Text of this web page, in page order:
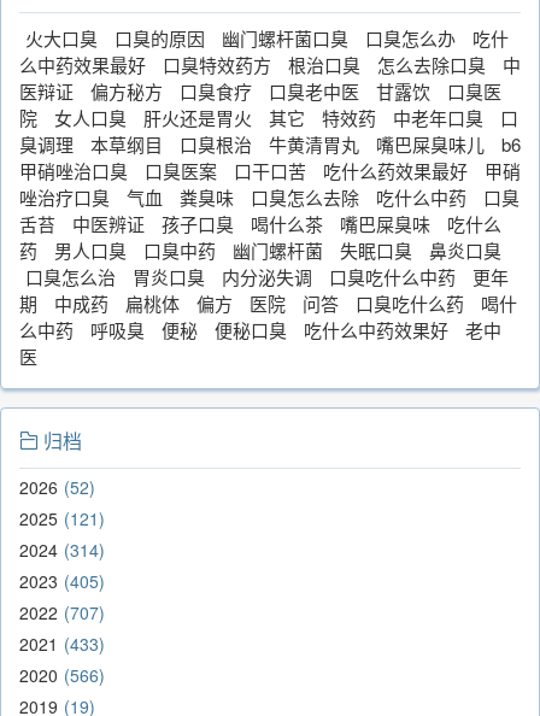
火大口臭 口臭的原因 幽门螺杆菌口臭 口臭怎么办
吃什
么中药效果最好
口臭特效药方 根治口臭 怎么去除口臭
中
医辩证
偏方秘方 口臭食疗 口臭老中医 甘露饮
口臭医
院
女人口臭 肝火还是胃火 其它 特效药 中老年口臭
口
臭调理
本草纲目 口臭根治 牛黄清胃丸 嘴巴屎臭味儿
b6
甲硝唑治口臭
口臭医案 口干口苦 吃什么药效果最好
甲硝
唑治疗口臭
气血 粪臭味 口臭怎么去除 吃什么中药
口臭
舌苔
中医辨证 孩子口臭 喝什么茶 嘴巴屎臭味
吃什么
药
男人口臭 口臭中药 幽门螺杆菌 失眠口臭
鼻炎口臭
口臭怎么治
胃炎口臭 内分泌失调 口臭吃什么中药
更年
期
中成药 扁桃体 偏方 医院 问答 口臭吃什么药
喝什
么中药
呼吸臭 便秘 便秘口臭 吃什么中药效果好
老中
医
归档
2026 52
2025 121
2024 314
2023 405
2022 707
2021
433
2020 566
2019 19